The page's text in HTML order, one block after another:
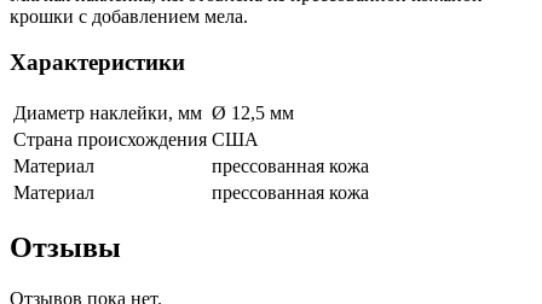
крошки с добавлением мела.
Характеристики
Диаметр наклейки, мм Ø 12,5 мм
Страна происхождения США
Материал
прессованная кожа
Материал
прессованная кожа
Отзывы
Отзывов пока нет.